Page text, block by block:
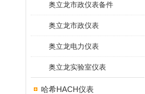
奥立龙市政仪表备件
奥立龙市政仪表
奥立龙电力仪表
奥立龙实验室仪表
哈希HACH仪表